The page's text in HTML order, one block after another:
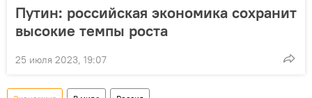
Путин: российская экономика сохранит
высокие темпы роста
25 июля 2023, 19:07